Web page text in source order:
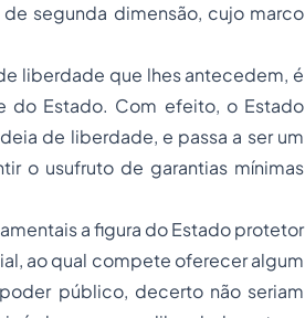
segunda dimensão, cujo marco
liberdade que lhes antecedem, é
do Estado. Com efeito, o Estado
de liberdade, e passa a ser um
o usufrutode garantias mínimas
a figura do Estado protetor
ao qual compete oferecer algum
público, decerto não seriam